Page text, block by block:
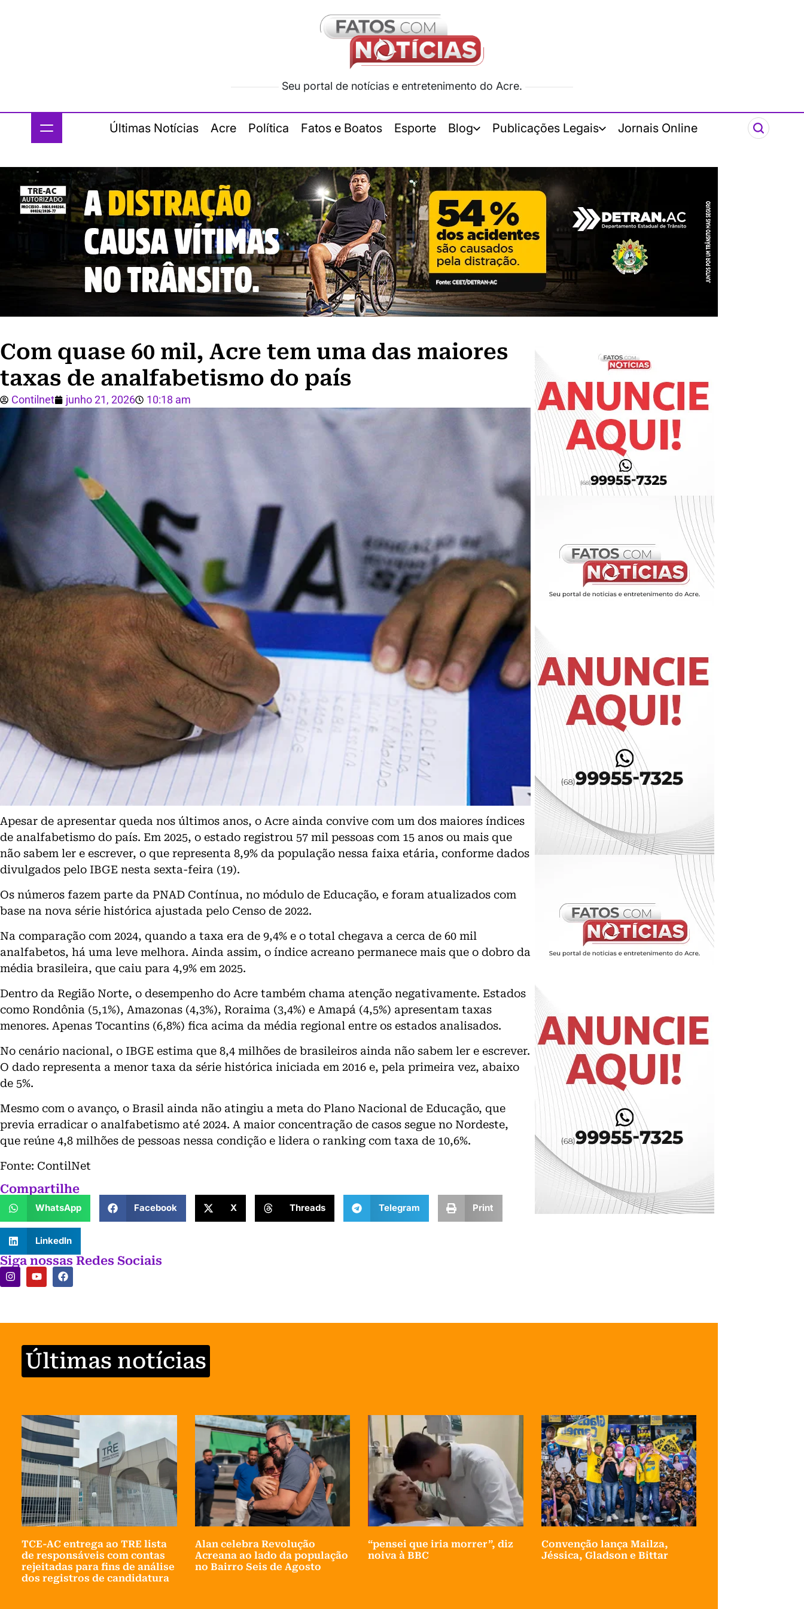
Seu portal de notícias e entretenimento do Acre.
Últimas Notícias Acre Política Fatos e Boatos Esporte Blog Publicações Legais Jornais Online
Com quase 60 mil, Acre tem uma das maiores
taxas de analfabetismo do país
Contilnet junho 21, 2026 10:18 am
Apesar de apresentar queda nos últimos anos, o Acre ainda convive com um dos maiores índices
de analfabetismo do país. Em 2025, o estado registrou 57 mil pessoas com 15 anos ou mais que
não sabem ler e escrever, o que representa 8,9% da população nessa faixa etária, conforme dados
divulgados pelo IBGE nesta sexta-feira (19).
Os números fazem parte da PNAD Contínua, no módulo de Educação, e foram atualizados com
base na nova série histórica ajustada pelo Censo de 2022.
Na comparação com 2024, quando a taxa era de 9,4% e o total chegava a cerca de 60 mil
analfabetos, há uma leve melhora. Ainda assim, o índice acreano permanece mais que o dobro da
média brasileira, que caiu para 4,9% em 2025.
Dentro da Região Norte, o desempenho do Acre também chama atenção negativamente. Estados
como Rondônia (5,1%), Amazonas (4,3%), Roraima (3,4%) e Amapá (4,5%) apresentam taxas
menores. Apenas Tocantins (6,8%) fica acima da média regional entre os estados analisados.
No cenário nacional, o IBGE estima que 8,4 milhões de brasileiros ainda não sabem ler e escrever.
O dado representa a menor taxa da série histórica iniciada em 2016 e, pela primeira vez, abaixo
de 5%.
Mesmo com o avanço, o Brasil ainda não atingiu a meta do Plano Nacional de Educação, que
previa erradicar o analfabetismo até 2024. A maior concentração de casos segue no Nordeste,
que reúne 4,8 milhões de pessoas nessa condição e lidera o ranking com taxa de 10,6%.
Fonte: ContilNet
Compartilhe
WhatsApp Facebook X Threads Telegram Print
LinkedIn
Siga nossas Redes Sociais
Últimas notícias
TCE-AC entrega ao TRE lista
de responsáveis com contas
rejeitadas para fins de análise
dos registros de candidatura
Alan celebra Revolução
Acreana ao lado da população
no Bairro Seis de Agosto
“pensei que iria morrer”, diz
noiva à BBC
Convenção lança Mailza,
Jéssica, Gladson e Bittar